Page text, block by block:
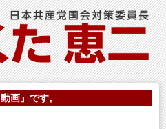
画』です。